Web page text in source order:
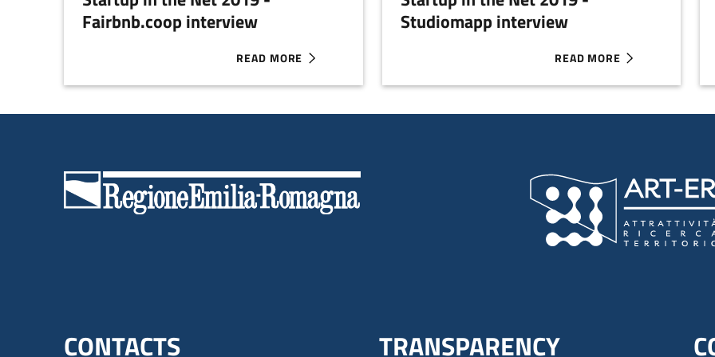
Fairbnb.coop interview
READ MORE
ABOUT STARTUP IN THE NET 2019 - FAIRBNB.COOP INTERVIEW
Studiomapp interview
READ MORE
ABOUT STARTUP IN THE
CONTACTS TRANSPARENCY